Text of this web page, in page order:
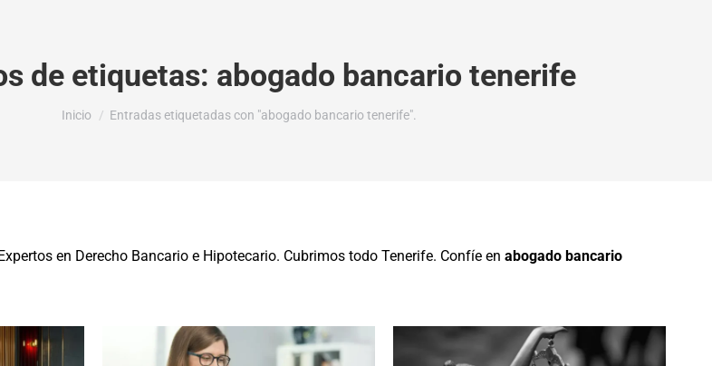
de etiquetas: abogado bancario tenerife
Estás aquí:
Inicio Entradas etiquetadas con "abogado bancario tenerife".
en Derecho Bancario e Hipotecario. Cubrimos todo Tenerife. Confíe en abogado bancario